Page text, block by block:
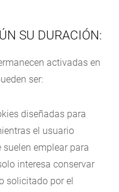
SU DURACIÓN:
activadas en
ser:
diseñadas para
el usuario
emplear para
interesa conservar
solicitado por el